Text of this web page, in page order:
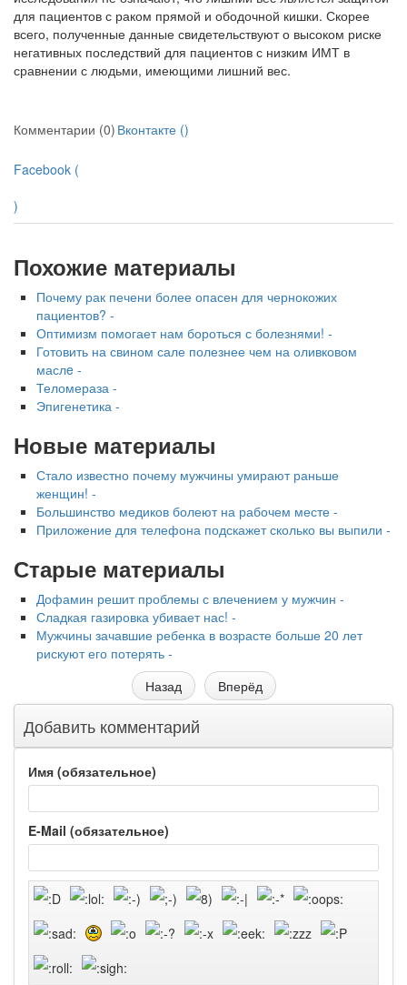
для пациентов с раком прямой и ободочной кишки. Скорее
всего, полученные данные свидетельствуют о высоком риске
негативных последствий для пациентов с низким ИМТ в
сравнении с людьми, имеющими лишний вес.
Комментарии (0) Вконтакте ()
Facebook (
)
Похожие материалы
Почему рак печени более опасен для чернокожих
пациентов? -
Оптимизм помогает нам бороться с болезнями! -
Готовить на свином сале полезнее чем на оливковом
маслe -
Теломераза -
Эпигенетика -
Новые материалы
Стало известно почему мужчины умирают раньше
женщин! -
Большинство медиков болеют на рабочем месте -
Приложение для телефона подскажет сколько вы выпили -
Старые материалы
Дофамин решит проблемы с влечением у мужчин -
Сладкая газировка убивает нас! -
Мужчины зачавшие ребенка в возрасте больше 20 лет
рискуют его потерять -
Назад
Вперёд
Добавить комментарий
Имя (обязательное)
E-Mail (обязательное)